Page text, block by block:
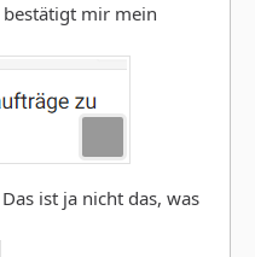
bestätigt mir mein
ist ja nicht das, was